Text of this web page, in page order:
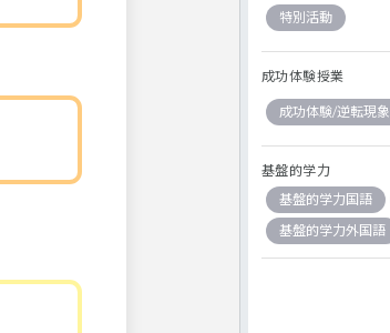
特別活動
成功体験授業
成功体験/逆転現象
基盤的学力
基盤的学力国語
基盤的学力外国語